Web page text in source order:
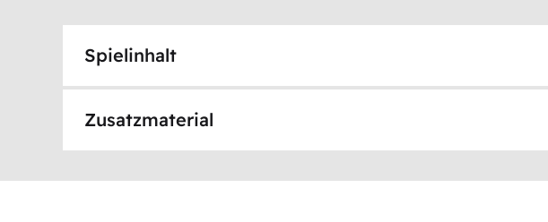
Spielinhalt
Zusatzmaterial